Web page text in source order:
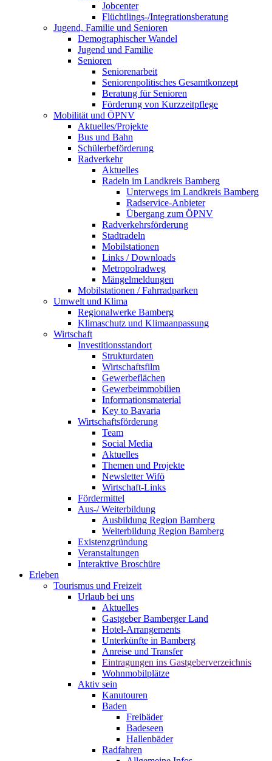
Jobcenter
Flüchtlings-/Integrationsberatung
Jugend, Familie und Senioren
Demographischer Wandel
Jugend und Familie
Senioren
Seniorenarbeit
Seniorenpolitisches Gesamtkonzept
Beratung für Senioren
Förderung von Kurzzeitpflege
Mobilität und ÖPNV
Aktuelles/Projekte
Bus und Bahn
Schülerbeförderung
Radverkehr
Aktuelles
Radeln im Landkreis Bamberg
Unterwegs im Landkreis Bamberg
Radservice-Anbieter
Übergang zum ÖPNV
Radverkehrsförderung
Stadtradeln
Mobilstationen
Links / Downloads
Metropolradweg
Mängelmeldungen
Mobilstationen / Fahrradparken
Umwelt und Klima
Regionalwerke Bamberg
Klimaschutz und Klimaanpassung
Wirtschaft
Investitionsstandort
Strukturdaten
Wirtschaftsfilm
Gewerbeflächen
Gewerbeimmobilien
Informationsmaterial
Key to Bavaria
Wirtschaftsförderung
Team
Social Media
Aktuelles
Themen und Projekte
Newsletter Wifö
Wirtschaft-Links
Fördermittel
Aus-/ Weiterbildung
Ausbildung Region Bamberg
Weiterbildung Region Bamberg
Existenzgründung
Veranstaltungen
Interaktive Broschüre
Erleben
Tourismus und Freizeit
Urlaub bei uns
Aktuelles
Gastgeber Bamberger Land
Hotel-Arrangements
Unterkünfte in Bamberg
Anreise und Transfer
Eintragungen ins Gastgeberverzeichnis
Wohnmobilplätze
Aktiv sein
Kanutouren
Baden
Freibäder
Badeseen
Hallenbäder
Radfahren